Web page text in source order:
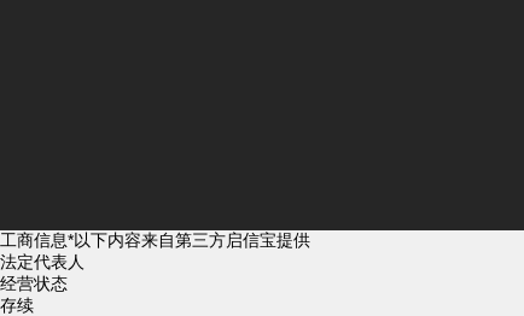
工商信息*以下内容来自第三方启信宝提供
法定代表人
经营状态
存续